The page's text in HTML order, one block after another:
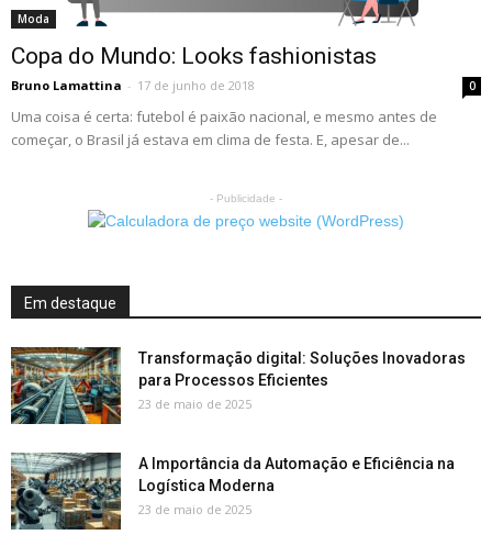
Moda
Copa do Mundo: Looks fashionistas
Bruno Lamattina - 17 de junho de 2018 0
Uma coisa é certa: futebol é paixão nacional, e mesmo antes de
começar, o Brasil já estava em clima de festa. E, apesar de...
- Publicidade -
Em destaque
Transformação digital: Soluções Inovadoras
para Processos Eficientes
23 de maio de 2025
A Importância da Automação e Eficiência na
Logística Moderna
23 de maio de 2025